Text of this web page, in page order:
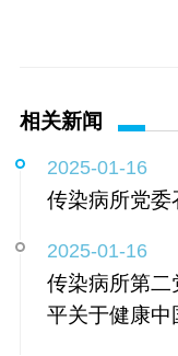
相关新闻
2025-01-16
传染病所党
2025-01-16
传染病所第二
平关于健康中